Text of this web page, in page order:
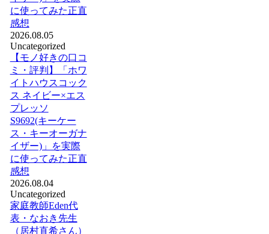
に使ってみた正直
感想
2026.08.05
Uncategorized
【モノ好きの口コ
ミ・評判】「ホワ
イトハウスコック
ス ネイビー×エス
プレッソ
S9692(キーケー
ス・キーオーガナ
イザー)」を実際
に使ってみた正直
感想
2026.08.04
Uncategorized
家庭教師Eden代
表・なおき先生
（居村直希さん）